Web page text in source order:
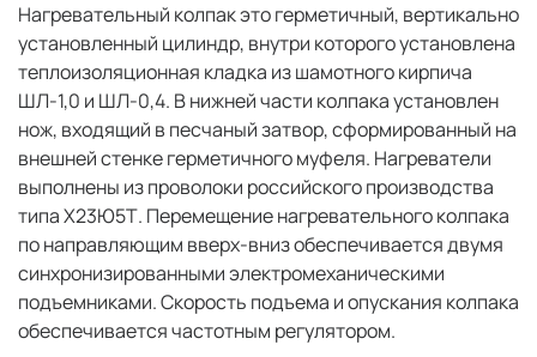
Нагревательный колпак это герметичный, вертикально
установленный цилиндр, внутри которого установлена
теплоизоляционная кладка из шамотного кирпича
ШЛ-1,0 и ШЛ-0,4. В нижней части колпака установлен
нож, входящий в песчаный затвор, сформированный на
внешней стенке герметичного муфеля. Нагреватели
выполнены из проволоки российского производства
типа Х23Ю5Т. Перемещение нагревательного колпака
по направляющим вверх-вниз обеспечивается двумя
синхронизированными электромеханическими
подъемниками. Скорость подъема и опускания колпака
обеспечивается частотным регулятором.